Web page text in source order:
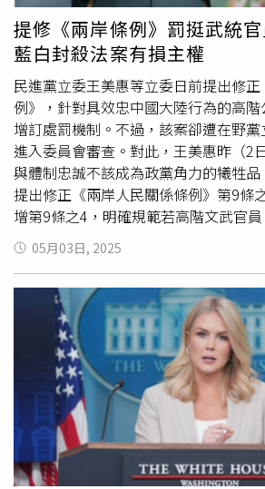
焦點與資源集中於印太地區。盧比歐認
蘭戰爭、在中東建立穩定和平，美國才
地區的長期挑戰。當共和黨參議員葛蘭
Graham）進一步追問，俄烏戰爭結果
行動評估時，盧比歐表示確實可能如此
束烏克蘭戰爭，將向中國傳遞清楚訊
國及其盟國的資源將被消耗，削弱本可
署的實力，這也將使中國重新評估行
過去盧比歐曾明確表示，美國反對任何
手段改變台灣現狀的企圖。盧比歐如
1970年代末以來持續堅持的立場，未
中國在深夜突襲台灣，美國會信守承
發生。針對美中關係與經濟依賴問題
起是事實，美國若不想處於對中國過度
強化本土產業。盧比歐提到，川普政府
軸，便是確保美國重新掌握戰略供應鏈
關鍵產業，避免讓這些核心能力落入
方面，盧比歐也解釋，美國是太平洋
本、韓國等國的聯盟關係深厚，不會被
提修《兩岸條例》罰挺武統
藍白封殺法案有損主權
民進黨立委王美惠等立委日前提出修
例》，針對具效忠中國大陸行為的高階
增訂處罰機制。不過，該案卻遭在野
進入委員會審查。對此，王美惠昨（2
與體制忠誠不該成為政黨角力的犧牲
提出修正《兩岸人民關係條例》第9條
增第9條之4，明確規範若高階文武官
替中共統戰等行為，可依法剝奪部分
開支持武力犯台者，也將開罰。同時
也將比照處罰，防止敵國滲透教育體
修法是為了守護台灣體制與民主價值，
領台灣俸的人，轉身替中國說話」。她
建立明確法律依據，讓國家有處理背叛
非針對特定族群或政治立場。針對國民
進入審查程序，王美惠痛批是「惡質封
台灣主權的修法，應該公開討論、集體
清二楚，誰在捍衛台灣、誰在拖累國
論，不能讓這樣重要的法案被冷凍。
國安立場審慎面對。
05月03日, 2025